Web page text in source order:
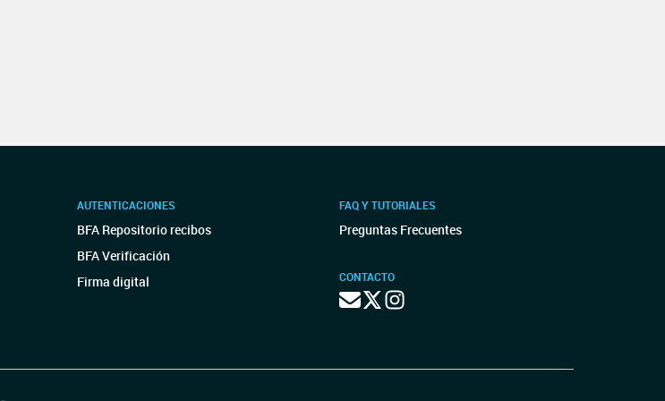
AUTENTICACIONES
BFA Repositorio recibos
BFA Verificación
Firma digital
FAQ Y TUTORIALES
Preguntas Frecuentes
CONTACTO